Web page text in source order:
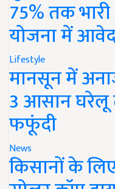
75% तक
योजना में
Lifestyle
मानसून में
3 आसान घरेलू
फफूंदी
News
किसानों के